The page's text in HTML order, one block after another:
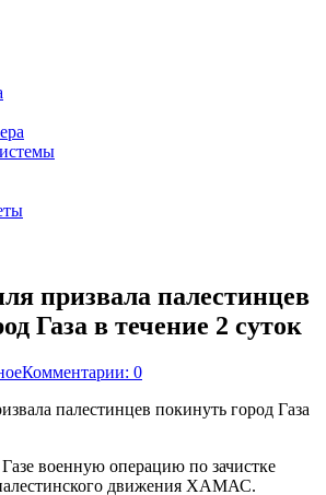
призвала палестинцев
Газа в течение 2 суток
Комментарии: 0
военную операцию по зачистке
движения ХАМАС.